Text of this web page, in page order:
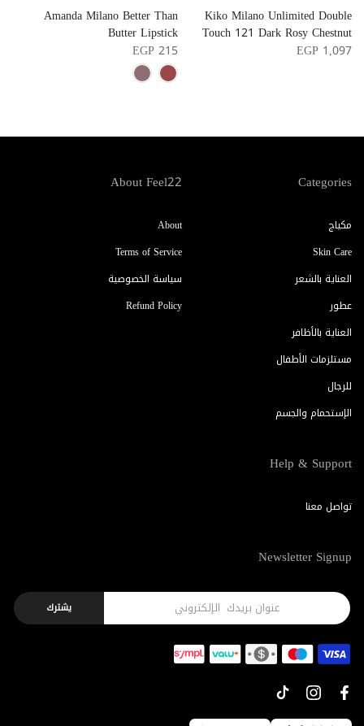
Amanda Milano Better Than
Butter Lipstick
EGP 215
Kiko Milano Unlimited Double
Touch 121 Dark Rosy Chestnut
EGP 1,097
Categories
مكياج
Skin Care
العناية بالشعر
عطور
العناية بالأظافر
مستلزمات الأطفال
للرجال
الإستحمام والجسم
About Feel22
About
Terms of Service
سياسة الخصوصية
Refund Policy
Help & Support
تواصل معنا
Newsletter Signup
يشترك